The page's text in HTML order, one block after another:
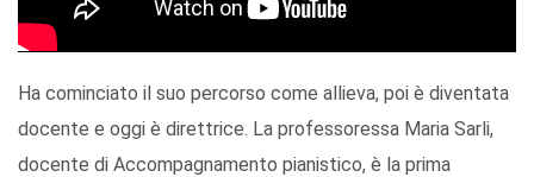
Ha cominciato il suo percorso come allieva, poi è diventata
docente e oggi è direttrice. La professoressa Maria Sarli,
docente di Accompagnamento pianistico, è la prima